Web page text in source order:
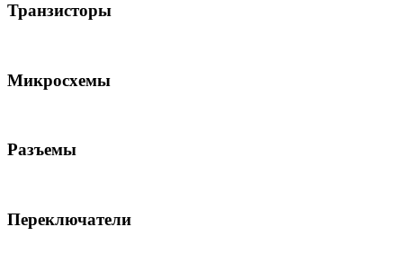
Транзисторы
Микросхемы
Разъемы
Переключатели